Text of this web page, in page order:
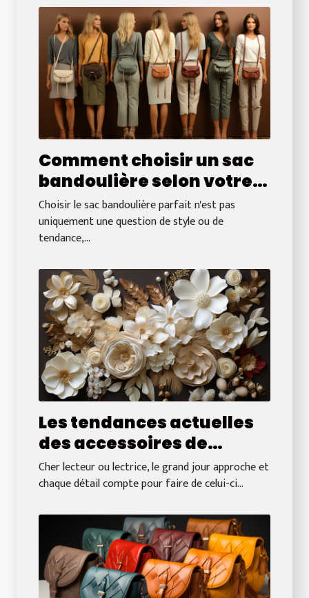
Comment choisir un sac
bandoulière selon votre
morphologie : conseils
pratiques et astuces
Choisir le sac bandoulière parfait n'est pas
uniquement une question de style ou de
tendance,...
Les tendances actuelles
des accessoires de
mariée à Bordeaux : Quoi
choisir pour compléter
Cher lecteur ou lectrice, le grand jour approche et
chaque détail compte pour faire de celui-ci...